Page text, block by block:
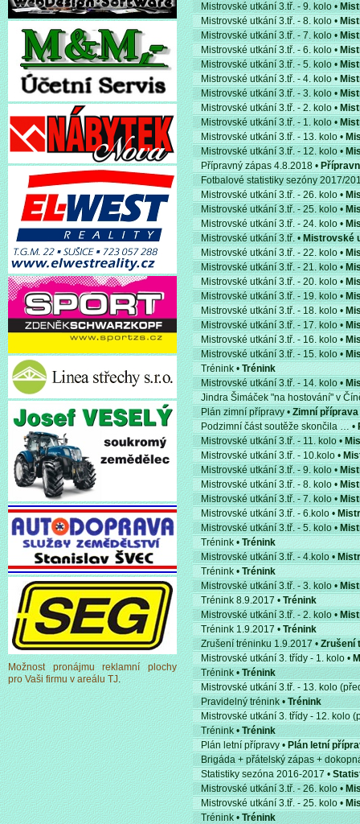
Možnost pronájmu reklamní plochy
pro Vaši firmu v areálu TJ.
Mistrovské utkání 3.tř. - 9. kolo •
Mistrovské utkání 3.tř. - 8. kolo •
Mistrovské utkání 3.tř. - 7. kolo •
Mistrovské utkání 3.tř. - 6. kolo •
Mistrovské utkání 3.tř. - 5. kolo •
Mistrovské utkání 3.tř. - 4. kolo •
Mistrovské utkání 3.tř. - 3. kolo •
Mistrovské utkání 3.tř. - 2. kolo •
Mistrovské utkání 3.tř. - 1. kolo •
Mistrovské utkání 3.tř. - 13. kolo •
Mistrovské utkání 3.tř. - 12. kolo •
Přípravný zápas 4.8.2018 •
Fotbalové statistiky sezóny 2017/
Mistrovské utkání 3.tř. - 26. kolo •
Mistrovské utkání 3.tř. - 25. kolo •
Mistrovské utkání 3.tř. - 24. kolo •
Mistrovské utkání 3.tř. • Mistrovské
Mistrovské utkání 3.tř. - 22. kolo •
Mistrovské utkání 3.tř. - 21. kolo •
Mistrovské utkání 3.tř. - 20. kolo •
Mistrovské utkání 3.tř. - 19. kolo •
Mistrovské utkání 3.tř. - 18. kolo •
Mistrovské utkání 3.tř. - 17. kolo •
Mistrovské utkání 3.tř. - 16. kolo •
Mistrovské utkání 3.tř. - 15. kolo •
Trénink •Trénink
Mistrovské utkání 3.tř. - 14. kolo •
Jindra Šimáček "na hostování" v
Plán zimní přípravy • Zimní příprava
Podzimní část soutěže skončila … •
Mistrovské utkání 3.tř. - 11. kolo •
Mistrovské utkání 3.tř. - 10.kolo •
Mistrovské utkání 3.tř. - 9. kolo •
Mistrovské utkání 3.tř. - 8. kolo •
Mistrovské utkání 3.tř. - 7. kolo •
Mistrovské utkání 3.tř. - 6.kolo •
Mistrovské utkání 3.tř. - 5. kolo •
Trénink •Trénink
Mistrovské utkání 3.tř. - 4.kolo •
Trénink • Trénink
Mistrovské utkání 3.tř. - 3. kolo •
Trénink 8.9.2017 • Trénink
Mistrovské utkání 3.tř. - 2. kolo •
Trénink 1.9.2017 • Trénink
Zrušení tréninku 1.9.2017 •Zrušení
Mistrovské utkání 3. třídy - 1. kolo •
Trénink • Trénink
Mistrovské utkání 3.tř. - 13. kolo
Pravidelný trénink •Trénink
Mistrovské utkání 3. třídy - 12. kolo
Trénink • Trénink
Plán letní přípravy • Plán letní
Brigáda + přátelský zápas +
Statistiky sezóna 2016-2017 •
Mistrovské utkání 3.tř. - 26. kolo •
Mistrovské utkání 3.tř. - 25. kolo •
Trénink •Trénink